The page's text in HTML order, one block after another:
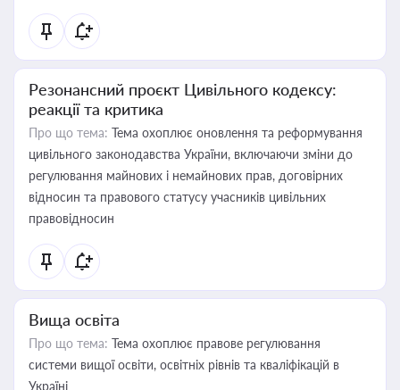
Резонансний проєкт Цивільного кодексу:
реакції та критика
Про що тема: Тема охоплює оновлення та реформування
цивільного законодавства України, включаючи зміни до
регулювання майнових і немайнових прав, договірних
відносин та правового статусу учасників цивільних
правовідносин
Вища освіта
Про що тема: Тема охоплює правове регулювання
системи вищої освіти, освітніх рівнів та кваліфікацій в
Україні